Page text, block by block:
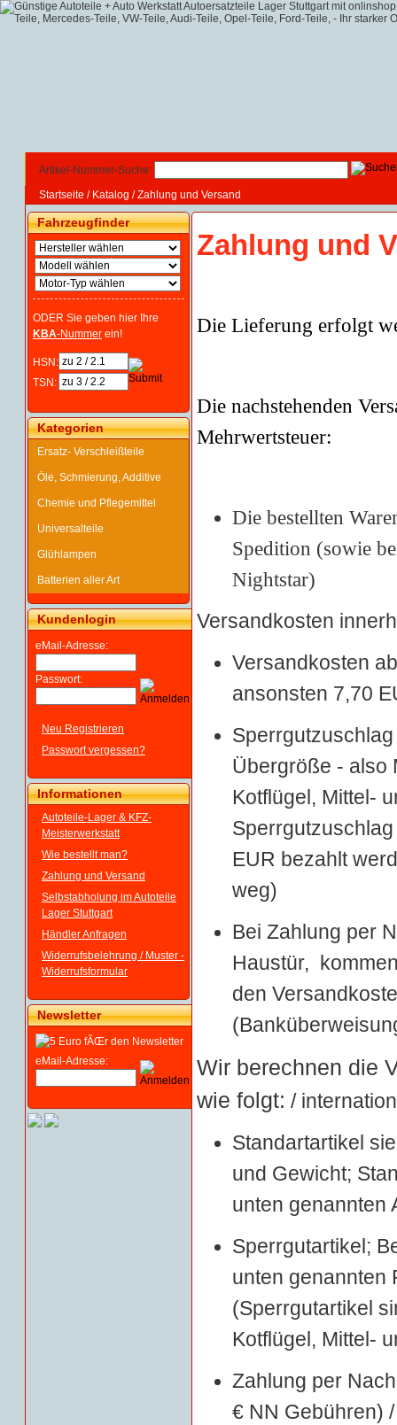
Artikel-Nummer-Suche:
Startseite / Katalog /Zahlung und Versand
Fahrzeugfinder
ODER Sie geben hier Ihre
KBA-Nummer ein!
HSN:
TSN:
Kategorien
Ersatz- Verschleißteile
Öle, Schmierung, Additive
Chemie und Pflegemittel
Universalteile
Glühlampen
Batterien aller Art
Kundenlogin
eMail-Adresse:
Passwort:
Neu Registrieren
Passwort vergessen?
Informationen
Autoteile-Lager & KFZ-
Meisterwerkstatt
Wie bestellt man?
Zahlung und Versand
Selbstabholung im Autoteile
Lager Stuttgart
Händler Anfragen
Widerrufsbelehrung / Muster -
Widerrufsformular
Newsletter
eMail-Adresse:
Zahlung und
Die Lieferung erfolgt
Die nachstehenden
Mehrwertsteuer:
Die bestellten
Spedition (sowie
Nightstar)
Versandkosten
Versandkosten
ansonsten 7,70
Übergröße - also
Kotflügel, Mittel-
EUR bezahlt
weg)
Bei Zahlung per
Haustür,
den
Wir berechnen die
wie folgt: /
Standartartikel
und Gewicht;
unten genannten
Sperrgutartikel;
unten genannten
(Sperrgutartikel
Kotflügel, Mittel-
Zahlung per
€ NN Gebühren)